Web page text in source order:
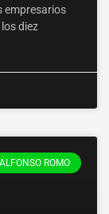
empresarios
diez
ALFONSO ROMO